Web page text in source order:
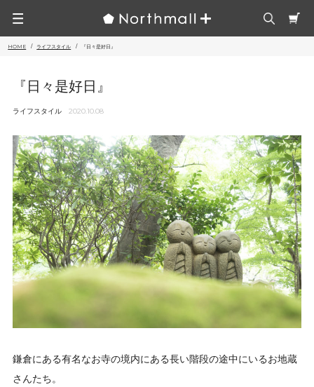
HOME ライフスタイル 『日々是好日』
『日々是好日』
ライフスタイル 2020.10.08
鎌倉にある有名なお寺の境内にある長い階段の途中にいるお地蔵
さんたち。